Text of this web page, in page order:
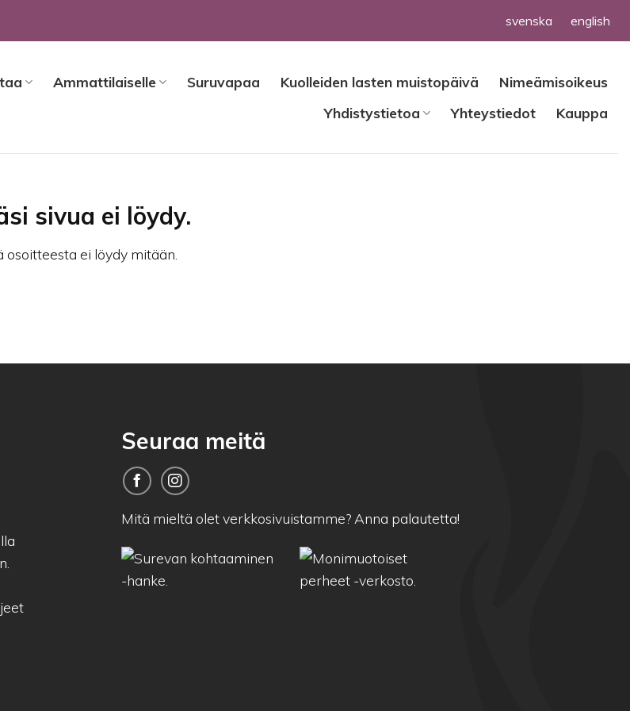
svenska english
Ammattilaiselle Suruvapaa Kuolleiden lasten muistopäivä
Nimeämisoikeus
Yhdistystietoa
Yhteystiedot Kauppa
sivua ei löydy.
ei löydy mitään.
Seuraa meitä
Mitä mieltä olet verkkosivuistamme? Anna palautetta!